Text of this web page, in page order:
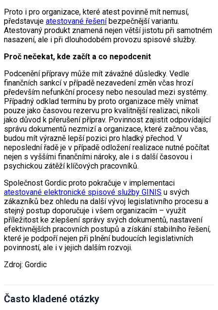
Proto i pro organizace, které atest povinně mít nemusí,
představuje atestované řešeníbezpečnější variantu.
Atestovaný produkt znamená nejen větší jistotu při samotném
nasazení, ale i při dlouhodobém provozu spisové služby.
Proč nečekat, kde začít a co nepodcenit
Podcenění přípravy může mít závažné důsledky. Vedle
finančních sankcí v případě nezavedení změn včas hrozí
především nefunkční procesy nebo nesoulad mezi systémy.
Případný odklad termínu by proto organizace měly vnímat
pouze jako časovou rezervu pro kvalitnější realizaci, nikoli
jako důvod k přerušení příprav. Povinnost zajistit odpovídající
správu dokumentů nezmizí a organizace, které začnou včas,
budou mít výrazně lepší pozici pro hladký přechod. V
neposlední řadě je v případě odložení realizace nutné počítat
nejen s vyššími finančními nároky, ale i s další časovou i
psychickou zátěží klíčových pracovníků.
Společnost Gordic proto pokračuje v implementaci
atestované elektronické spisové služby GINIS u svých
zákazníků bez ohledu na další vývoj legislativního procesu a
stejný postup doporučuje i všem organizacím – využít
příležitost ke zlepšení správy svých dokumentů, nastavení
efektivnějších pracovních postupů a získání stabilního řešení,
které je podpoří nejen při plnění budoucích legislativních
povinností, ale i v jejich dalším rozvoji.
Zdroj: Gordic
Často kladené otázky